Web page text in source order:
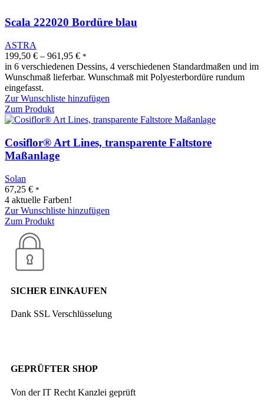
Scala 222020 Bordüre blau
ASTRA
199,50 € – 961,95 € *
in 6 verschiedenen Dessins, 4 verschiedenen Standardmaßen und im
Wunschmaß lieferbar. Wunschmaß mit Polyesterbordüre rundum
eingefasst.
Zur Wunschliste hinzufügen
Zum Produkt
Cosiflor® Art Lines, transparente Faltstore
Maßanlage
Solan
67,25 € *
4 aktuelle Farben!
Zur Wunschliste hinzufügen
Zum Produkt
SICHER EINKAUFEN
Dank SSL Verschlüsselung
GEPRÜFTER SHOP
Von der IT Recht Kanzlei geprüft